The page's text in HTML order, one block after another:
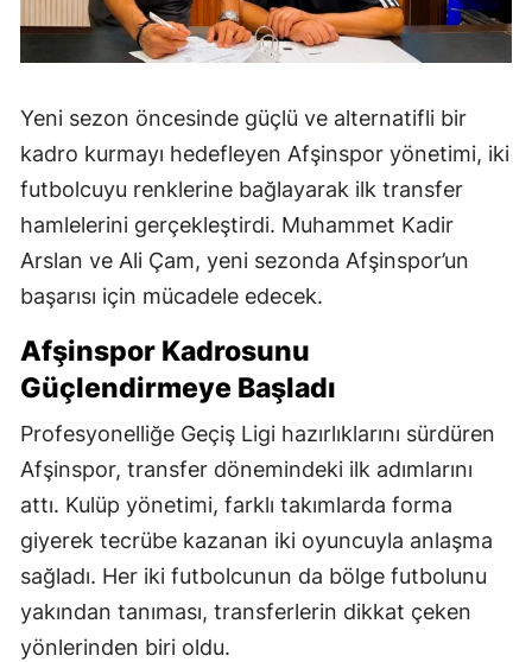
Yeni sezon öncesinde güçlü ve alternatifli bir
kadro kurmayı hedefleyen Afşinspor yönetimi, iki
futbolcuyu renklerine bağlayarak ilk transfer
hamlelerini gerçekleştirdi. Muhammet Kadir
Arslan ve Ali Çam, yeni sezonda Afşinspor’un
başarısı için mücadele edecek.
Afşinspor Kadrosunu
Güçlendirmeye Başladı
Profesyonelliğe Geçiş Ligi hazırlıklarını sürdüren
Afşinspor, transfer dönemindeki ilk adımlarını
attı. Kulüp yönetimi, farklı takımlarda forma
giyerek tecrübe kazanan iki oyuncuyla anlaşma
sağladı. Her iki futbolcunun da bölge futbolunu
yakından tanıması, transferlerin dikkat çeken
yönlerinden biri oldu.